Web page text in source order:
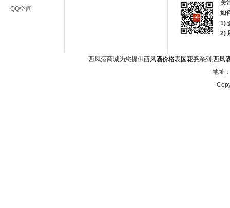
QQ空间
关
如
1)
2)
西凤酒商城为您提供西凤酒价格表国花瓷系列,西凤
地址